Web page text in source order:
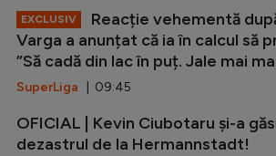
EXCLUSIV
Reacție vehementă
Varga a anunțat că ia în calcul să
”Să cadă din lac în puț. Jale mai
SuperLiga | 09:45
OFICIAL | Kevin Ciubotaru și-a
dezastrul de la Hermannstadt!